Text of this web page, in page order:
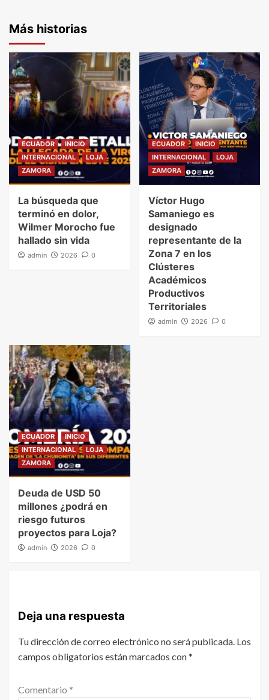
Más historias
ECUADOR
INICIO
INTERNACIONAL
LOJA
ZAMORA
La búsqueda que
terminó en dolor,
Wilmer Morocho fue
hallado sin vida
admin 2026 0
ECUADOR
INICIO
INTERNACIONAL
LOJA
ZAMORA
Víctor Hugo
Samaniego es
designado
representante de la
Zona 7 en los
Clústeres
Académicos
Productivos
Territoriales
admin 2026 0
ECUADOR
INICIO
INTERNACIONAL
LOJA
ZAMORA
Deuda de USD 50
millones ¿podrá en
riesgo futuros
proyectos para Loja?
admin 2026 0
Deja una respuesta
Tu dirección de correo electrónico no será publicada. Los
campos obligatorios están marcados con*
Comentario *